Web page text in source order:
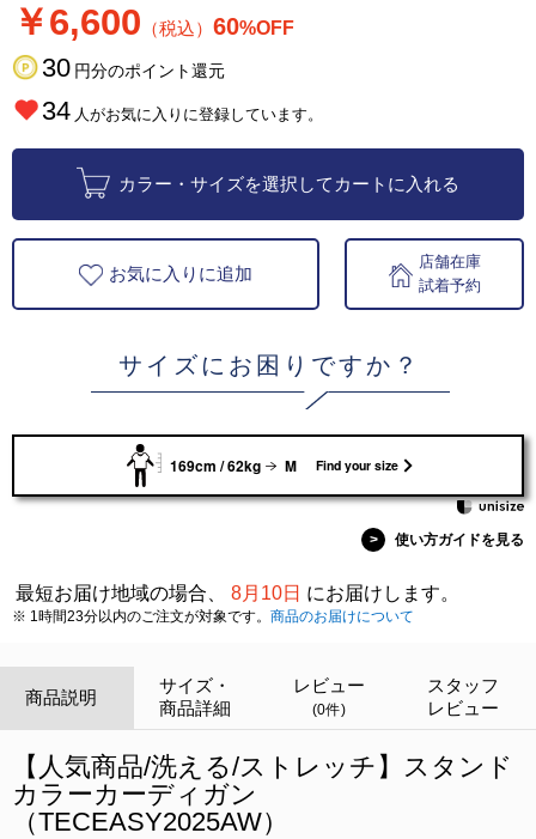
￥6,600 （税込） 60%OFF
30 円分のポイント還元
34 人がお気に入りに登録しています。
カラー・サイズを選択してカートに入れる
お気に入りに追加
店舗在庫
試着予約
サイズにお困りですか？
169cm / 62kg M Find your size
> 使い方ガイドを見る
最短お届け地域の場合、 8月10日 にお届けします。
※ 1時間23分以内のご注文が対象です。 商品のお届けについて
商品説明
サイズ・
商品詳細
レビュー
(0件)
スタッフ
レビュー
【人気商品/洗える/ストレッチ】スタンド
カラーカーディガン
（TECEASY2025AW）